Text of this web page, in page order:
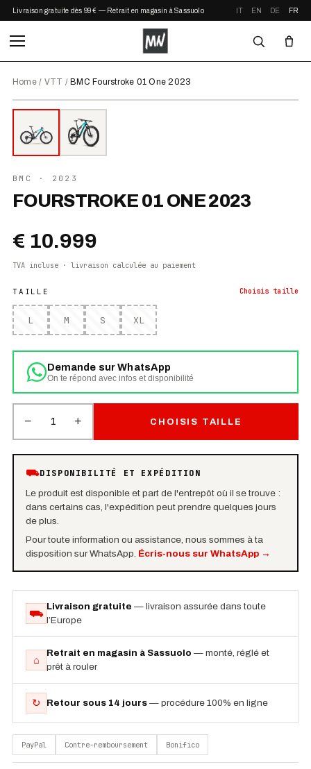
Livraison gratuite dès 99 € — Retrait en magasin à Sassuolo IT EN DE FR
Home/ VTT / BMC Fourstroke 01 One 2023
BMC · 2023
FOURSTROKE 01 ONE 2023
€ 10.999
TVA incluse · livraison calculée au paiement
TAILLE Choisis taille
L M S XL
Demande sur WhatsApp
On te répond avec infos et disponibilité
− 1 + CHOISIS TAILLE
⛟DISPONIBILITÉ ET EXPÉDITION
Le produit est disponible et part de l'entrepôt où il se trouve :
dans certains cas, l'expédition peut prendre quelques jours
de plus.
Pour toute information ou assistance, nous sommes à ta
disposition sur WhatsApp. Écris-nous sur WhatsApp→
⛟
Livraison gratuite — livraison assurée dans toute
l’Europe
⌂
Retrait en magasin à Sassuolo — monté, réglé et
prêt à rouler
↻ Retour sous 14 jours — procédure 100% en ligne
PayPal Contre-remboursement Bonifico